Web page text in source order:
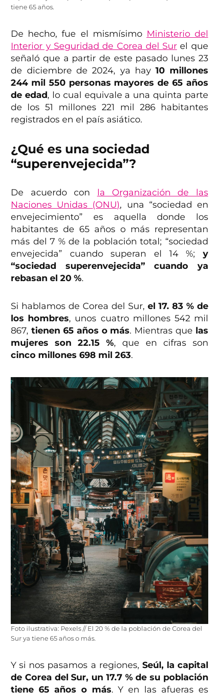
tiene 65 años.
De hecho, fue el mismísimo Ministerio del
Interior y Seguridad de Corea del Sur el que
señaló que a partir de este pasado lunes 23
de diciembre de 2024, ya hay10 millones
244 mil 550 personas mayores de 65 años
de edad, lo cual equivale a una quinta parte
de los 51 millones 221 mil 286 habitantes
registrados en el país asiático.
¿Qué es una sociedad
“superenvejecida”?
De acuerdo con la Organización de las
Naciones Unidas (ONU), una “sociedad en
envejecimiento” es aquella donde los
habitantes de 65 años o más representan
más del 7 % de la población total; “sociedad
envejecida” cuando superan el 14 %; y
“sociedad superenvejecida” cuando ya
rebasan el 20 %.
Si hablamos de Corea del Sur, el 17. 83 % de
los hombres, unos cuatro millones 542 mil
867,tienen 65 años o más. Mientras que las
mujeres son 22.15 %, que en cifras son
cinco millones 698 mil 263.
Foto ilustrativa: Pexels // El 20 % de la población de Corea del
Sur ya tiene 65 años o más.
Y si nos pasamos a regiones, Seúl, la capital
de Corea del Sur, un 17.7 % de su población
tiene 65 años o más. Y en las afueras es